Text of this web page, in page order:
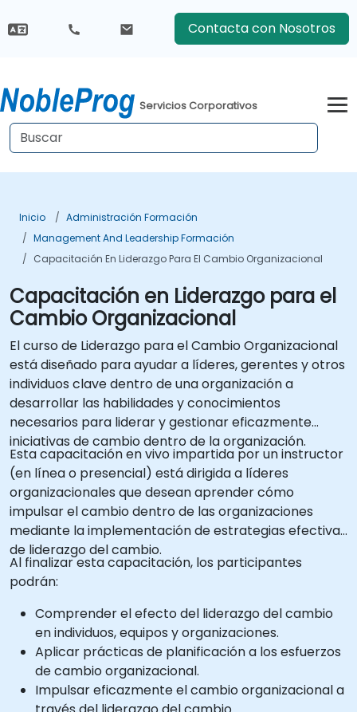
Contacta con Nosotros
Servicios Corporativos
Inicio
Administración Formación
Management And Leadership Formación
Capacitación En Liderazgo Para El Cambio Organizacional
Capacitación en Liderazgo para el
Cambio Organizacional
El curso de Liderazgo para el Cambio Organizacional
está diseñado para ayudar a líderes, gerentes y otros
individuos clave dentro de una organización a
desarrollar las habilidades y conocimientos
necesarios para liderar y gestionar eficazmente
iniciativas de cambio dentro de la organización.
Esta capacitación en vivo impartida por un instructor
(en línea o presencial) está dirigida a líderes
organizacionales que desean aprender cómo
impulsar el cambio dentro de las organizaciones
mediante la implementación de estrategias efectivas
de liderazgo del cambio.
Al finalizar esta capacitación, los participantes
podrán:
Comprender el efecto del liderazgo del cambio
en individuos, equipos y organizaciones.
Aplicar prácticas de planificación a los esfuerzos
de cambio organizacional.
Impulsar eficazmente el cambio organizacional a